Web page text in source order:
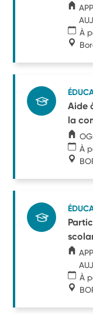
À
Aide
la
À
À